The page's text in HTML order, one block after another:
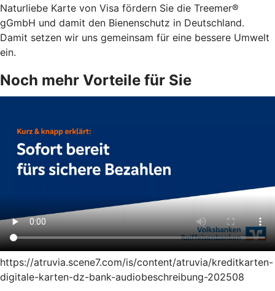
Naturliebe Karte von Visa fördern Sie die Treemer®
gGmbH und damit den Bienenschutz in Deutschland.
Damit setzen wir uns gemeinsam für eine bessere Umwelt
ein.
Noch mehr Vorteile für Sie
https://atruvia.scene7.com/is/content/atruvia/kreditkarten-
digitale-karten-dz-bank-audiobeschreibung-202508